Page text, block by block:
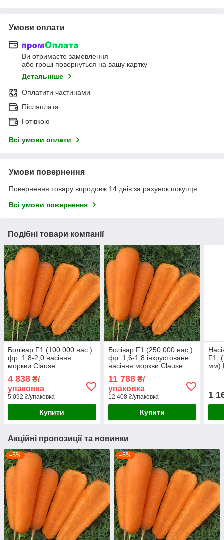
Умови оплати
Ви отримаєте замовлення
або гроші повернуться на вашу картку
Детальніше
Оплатити частинами
Післяплата
Готівкою
Всі умови оплати
Умови повернення
Повернення товару впродовж 14 днів за рахунок покупця
Всі умови повернення
Подібні товари компанії
Болівар F1 (100 000 нас.)
фр. 1,8-2,0 насіння
моркви Clause
4 838 ₴/
упаковка
5 092 ₴/упаковка
Купити
Болівар F1 (250 000 нас.)
фр. 1,6-1,8 інкрустоване
насіння моркви Clause
11 788₴/
упаковка
12 408 ₴/упаковка
Купити
F1,
мм)
1
Акційні пропозиції та новинки
–5% –5%